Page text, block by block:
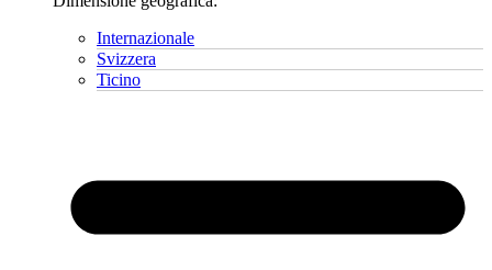
Internazionale
Svizzera
Ticino